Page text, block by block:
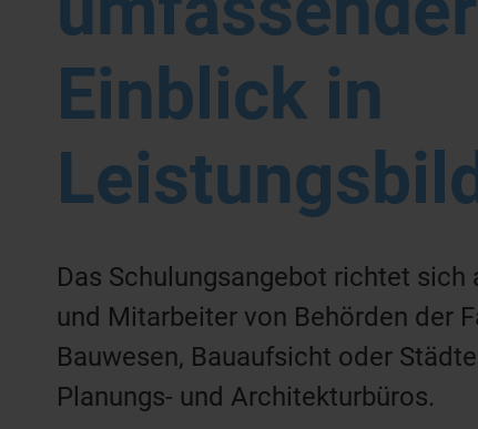
Einblick in
Das Schulungsangebot richtet sich
und Mitarbeiter von Behörden der
Bauwesen, Bauaufsicht oder
Planungs- und Architekturbüros.